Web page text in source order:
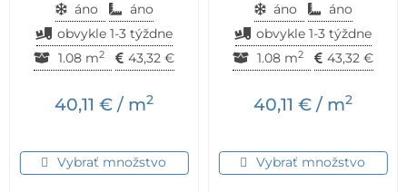
áno
áno
obvykle 1-3 týždne
1.08 m2 43,32 €
40,11 € / m2
Vybrať množstvo
áno
áno
obvykle 1-3 týždne
1.08 m2 43,32 €
40,11 € / m2
Vybrať množstvo